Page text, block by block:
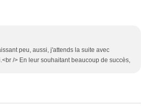
peu, aussi, j'attends la suite avec
/> En leur souhaitant beaucoup de succès,